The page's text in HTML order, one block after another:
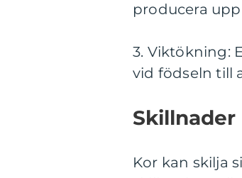
producera
3. Viktökning:
vid födseln till
Kor kan skilja